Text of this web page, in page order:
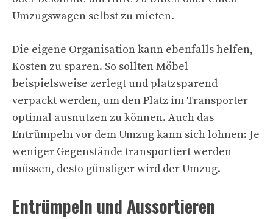
Umzugswagen selbst zu mieten.
Die eigene Organisation kann ebenfalls helfen,
Kosten zu sparen. So sollten Möbel
beispielsweise zerlegt und platzsparend
verpackt werden, um den Platz im Transporter
optimal ausnutzen zu können. Auch das
Entrümpeln vor dem Umzug kann sich lohnen: Je
weniger Gegenstände transportiert werden
müssen, desto günstiger wird der Umzug.
Entrümpeln und Aussortieren